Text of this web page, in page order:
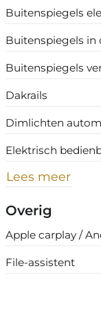
Buitenspiegels
Buitenspiegels in
Buitenspiegels
Dakrails
Dimlichten
Elektrisch
Lees meer
Overig
Apple carplay /
File-assistent